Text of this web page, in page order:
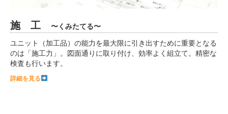
施 工 〜くみたてる〜
ユニット（加工品）の能力を最大限に引き出すために重要となる
のは「施工力」。図面通りに取り付け、効率よく組立て。精密な
検査も行います。
詳細を見る